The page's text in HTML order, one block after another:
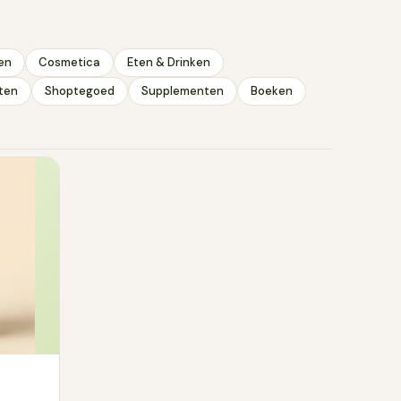
Dat verklaart
het gaat,
goed.
leg de
koelkast is
Cosmetica
Eten & Drinken
Shoptegoed Supplementen
Boeken